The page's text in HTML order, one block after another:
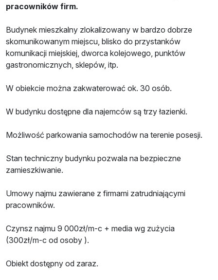
pracowników firm.
Budynek mieszkalny zlokalizowany w bardzo dobrze
skomunikowanym miejscu, blisko do przystanków
komunikacji miejskiej, dworca kolejowego, punktów
gastronomicznych, sklepów, itp.
W obiekcie można zakwaterować ok. 30 osób.
W budynku dostępne dla najemców są trzy łazienki.
Możliwość parkowania samochodów na terenie posesji.
Stan techniczny budynku pozwala na bezpieczne
zamieszkiwanie.
Umowy najmu zawierane z firmami zatrudniającymi
pracowników.
Czynsz najmu 9 000zł/m-c + media wg zużycia
(300zł/m-c od osoby ).
Obiekt dostępny od zaraz.